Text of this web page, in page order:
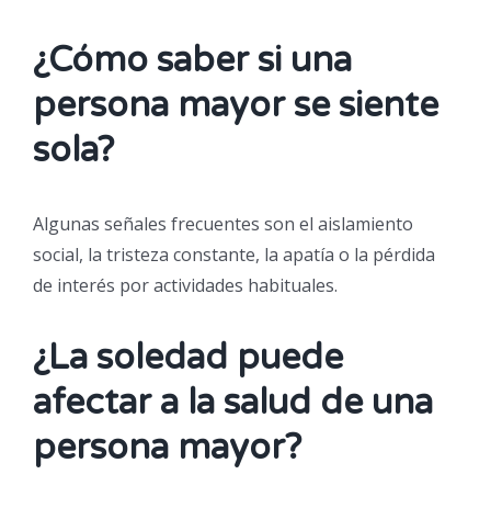
¿Cómo saber si una
persona mayor se siente
sola?
Algunas señales frecuentes son el aislamiento
social, la tristeza constante, la apatía o la pérdida
de interés por actividades habituales.
¿La soledad puede
afectar a la salud de una
persona mayor?